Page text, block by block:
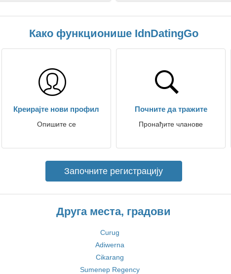
Како функционише IdnDatingGo
Креирајте нови профил
Опишите се
Почните да тражите
Пронађите чланове
Започните регистрацију
Друга места, градови
Curug
Adiwerna
Cikarang
Sumenep Regency